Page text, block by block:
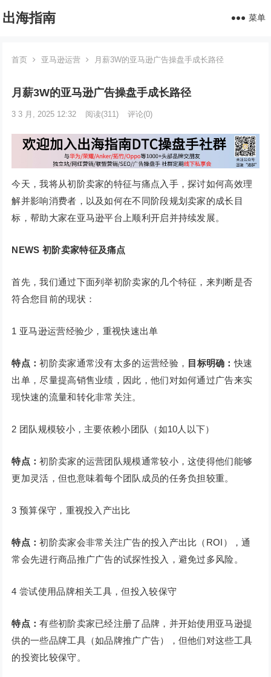
出海指南 菜单
首页 亚马逊运营 月薪3W的亚马逊广告操盘手成长路径
月薪3W的亚马逊广告操盘手成长路径
3 3 月, 2025 12:32 阅读(311) 评论(0)
今天，我将从初阶卖家的特征与痛点入手，探讨如何高效理
解并影响消费者，以及如何在不同阶段规划卖家的成长目
标，帮助大家在亚马逊平台上顺利开启并持续发展。
NEWS 初阶卖家特征及痛点
首先，我们通过下面列举初阶卖家的几个特征，来判断是否
符合您目前的现状：
1 亚马逊运营经验少，重视快速出单
特点：初阶卖家通常没有太多的运营经验， 目标明确：快速
出单，尽量提高销售业绩，因此，他们对如何通过广告来实
现快速的流量和转化非常关注。
2 团队规模较小，主要依赖小团队（如10人以下）
特点：初阶卖家的运营团队规模通常较小，这使得他们能够
更加灵活，但也意味着每个团队成员的任务负担较重。
3 预算保守，重视投入产出比
特点：初阶卖家会非常关注广告的投入产出比（ROI），通
常会先进行商品推广广告的试探性投入，避免过多风险。
4 尝试使用品牌相关工具，但投入较保守
特点：有些初阶卖家已经注册了品牌，并开始使用亚马逊提
供的一些品牌工具（如品牌推广广告），但他们对这些工具
的投资比较保守。